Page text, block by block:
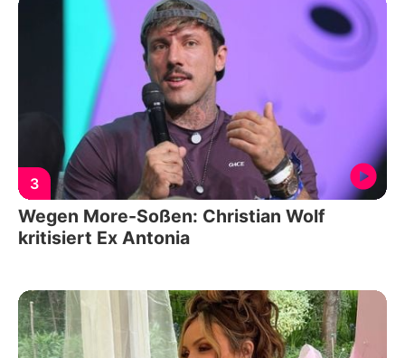
3
Wegen More-Soßen: Christian Wolf
kritisiert Ex Antonia